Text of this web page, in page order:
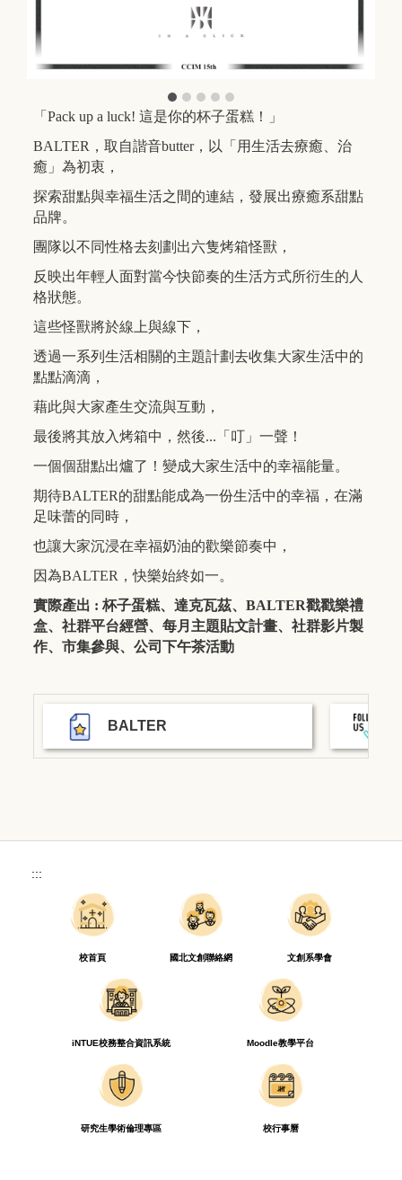
「Pack up a luck! 這是你的杯子蛋糕！」
BALTER，取自諧音butter，以「用生活去療癒、治
癒」為初衷，
探索甜點與幸福生活之間的連結，發展出療癒系甜點
品牌。
團隊以不同性格去刻劃出六隻烤箱怪獸，
反映出年輕人面對當今快節奏的生活方式所衍生的人
格狀態。
這些怪獸將於線上與線下，
透過一系列生活相關的主題計劃去收集大家生活中的
點點滴滴，
藉此與大家產生交流與互動，
最後將其放入烤箱中，然後...「叮」一聲！
一個個甜點出爐了！變成大家生活中的幸福能量。
期待BALTER的甜點能成為一份生活中的幸福，在滿
足味蕾的同時，
也讓大家沉浸在幸福奶油的歡樂節奏中，
因為BALTER，快樂始終如一。
實際產出 : 杯子蛋糕、達克瓦茲、BALTER戳戳樂禮
盒、社群平台經營、每月主題貼文計畫、社群影片製
作、市集參與、公司下午茶活動
BALTER
:::
校首頁 國北文創聯絡網 文創系學會
iNTUE校務整合資訊系統 Moodle教學平台
研究生學術倫理專區 校行事曆